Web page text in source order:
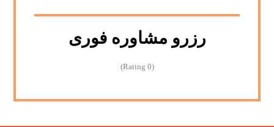
رزرو مشاوره فوری
(0 Rating)